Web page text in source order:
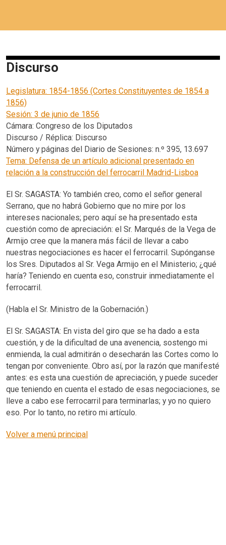
Discurso
Legislatura: 1854-1856 (Cortes Constituyentes de 1854 a
1856)
Sesión: 3 de junio de 1856
Cámara: Congreso de los Diputados
Discurso / Réplica: Discurso
Número y páginas del Diario de Sesiones: n.º 395, 13.697
Tema: Defensa de un artículo adicional presentado en
relación a la construcción del ferrocarril Madrid-Lisboa
El Sr. SAGASTA: Yo también creo, como el señor general
Serrano, que no habrá Gobierno que no mire por los
intereses nacionales; pero aquí se ha presentado esta
cuestión como de apreciación: el Sr. Marqués de la Vega de
Armijo cree que la manera más fácil de llevar a cabo
nuestras negociaciones es hacer el ferrocarril. Supónganse
los Sres. Diputados al Sr. Vega Armijo en el Ministerio; ¿qué
haría? Teniendo en cuenta eso, construir inmediatamente el
ferrocarril.
(Habla el Sr. Ministro de la Gobernación.)
El Sr. SAGASTA: En vista del giro que se ha dado a esta
cuestión, y de la dificultad de una avenencia, sostengo mi
enmienda, la cual admitirán o desecharán las Cortes como lo
tengan por conveniente. Obro así, por la razón que manifesté
antes: es esta una cuestión de apreciación, y puede suceder
que teniendo en cuenta el estado de esas negociaciones, se
lleve a cabo ese ferrocarril para terminarlas; y yo no quiero
eso. Por lo tanto, no retiro mi artículo.
Volver a menú principal